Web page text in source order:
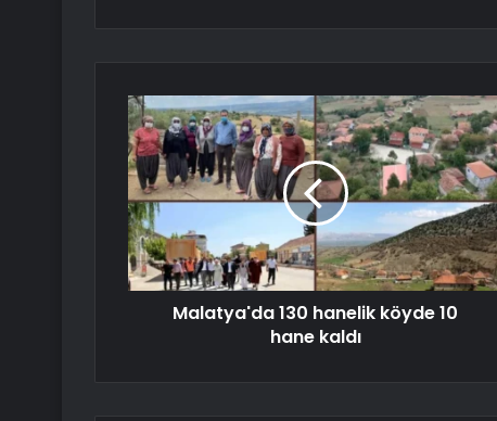
Malatya'da 130 hanelik köyde 10
hane kaldı